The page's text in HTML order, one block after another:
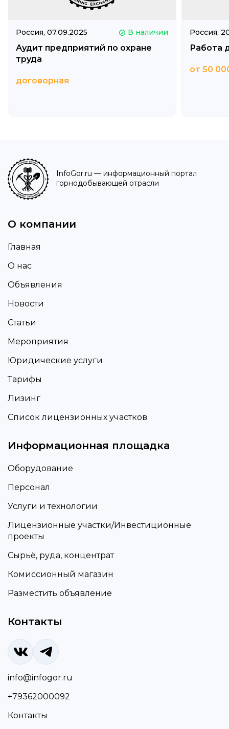
Россия, 07.09.2025 В наличии
Аудит предприятий по охране
труда
договорная
Россия,
Работа
от 50
InfoGor.ru — информационный портал
горнодобывающей отрасли
О компании
Главная
О нас
Объявления
Новости
Статьи
Мероприятия
Юридические услуги
Тарифы
Лизинг
Список лицензионных участков
Информационная площадка
Оборудование
Персонал
Услуги и технологии
Лицензионные участки/Инвестиционные
проекты
Сырьё, руда, концентрат
Комиссионный магазин
Разместить объявление
Контакты
info@infogor.ru
+79362000092
Контакты